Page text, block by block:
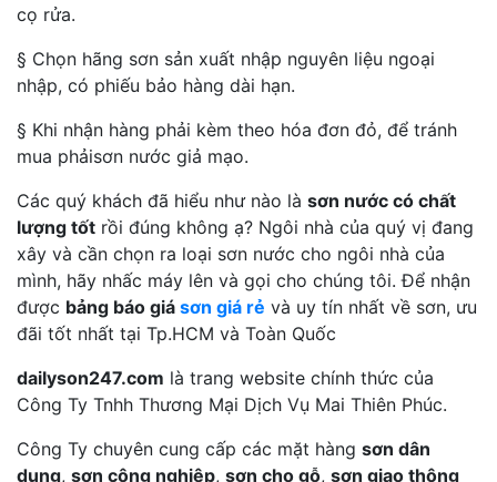
cọ rửa.
§ Chọn hãng sơn sản xuất nhập nguyên liệu ngoại
nhập, có phiếu bảo hàng dài hạn.
§ Khi nhận hàng phải kèm theo hóa đơn đỏ, để tránh
mua phảisơn nước giả mạo.
Các quý khách đã hiểu như nào là sơn nước có chất
lượng tốt rồi đúng không ạ? Ngôi nhà của quý vị đang
xây và cần chọn ra loại sơn nước cho ngôi nhà của
mình, hãy nhấc máy lên và gọi cho chúng tôi. Để nhận
được bảng báo giá sơn giá rẻ và uy tín nhất về sơn, ưu
đãi tốt nhất tại Tp.HCM và Toàn Quốc
dailyson247.com là trang website chính thức của
Công Ty Tnhh Thương Mại Dịch Vụ Mai Thiên Phúc.
Công Ty chuyên cung cấp các mặt hàng sơn dân
dụng, sơn công nghiệp, sơn cho gỗ, sơn giao thông